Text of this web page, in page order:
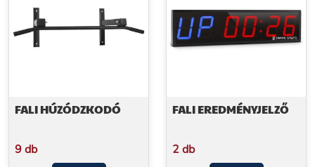
FALI HÚZÓDZKODÓ
9 db
FALI EREDMÉNYJELZŐ
2 db